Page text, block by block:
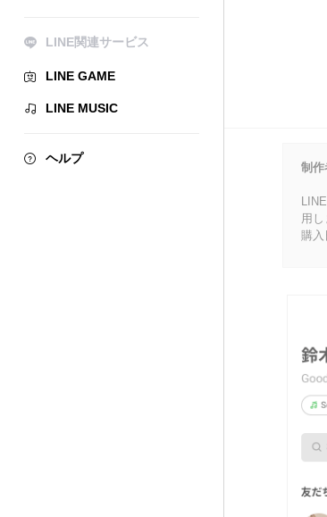
LINE関連サービス
LINE GAME
LINE MUSIC
ヘルプ
制作
用し
購入